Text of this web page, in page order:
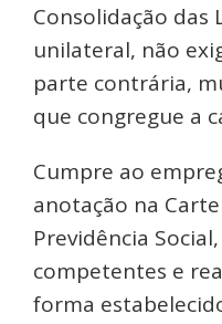
Consolidação das
unilateral, não
parte contrária,
que congregue a
Cumpre ao
anotação na
Previdência
competentes e
forma